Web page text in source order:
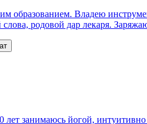
образованием. Владею
слова, родовой дар лекаря.
лет занимаюсь йогой,